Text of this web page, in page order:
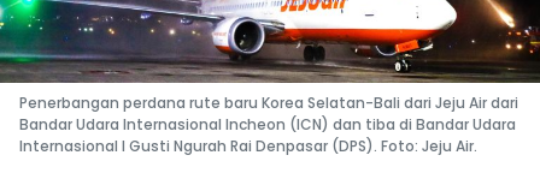
Penerbangan perdana rute baru Korea Selatan-Bali dari Jeju Air dari
Bandar Udara Internasional Incheon (ICN) dan tiba di Bandar Udara
Internasional I Gusti Ngurah Rai Denpasar (DPS). Foto: Jeju Air.